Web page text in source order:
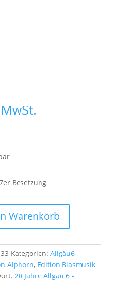
Besetzung
Warenkorb
Kategorien: Allgäu6
Alphorn, Edition Blasmusik
20 Jahre Allgäu 6 -